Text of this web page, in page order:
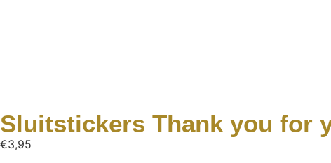
Sluitstickers Thank you for
€3,95